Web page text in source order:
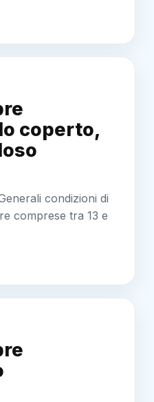
coperto,
condizioni di
comprese tra 13 e